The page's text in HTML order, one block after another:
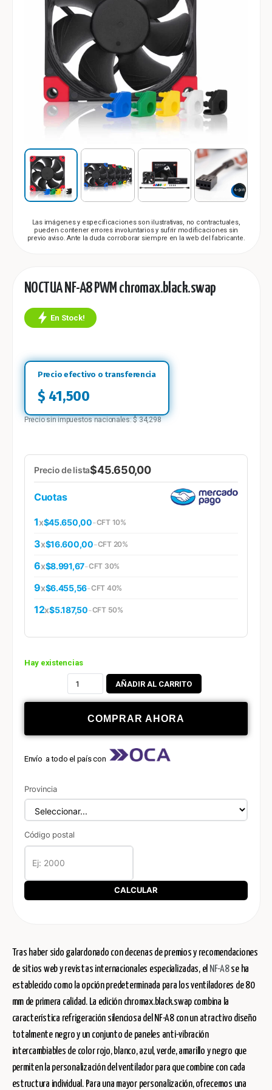
Las imágenes y especificaciones son ilustrativas, no contractuales,
pueden contener errores involuntarios y sufrir modificaciones sin
previo aviso. Ante la duda corroborar siempre en la web del fabricante.
NOCTUA NF-A8 PWM chromax.black.swap
En Stock!
$ 41,500
Precio sin impuestos nacionales:$34,298
Precio de lista$45.650,00
Cuotas
1x$45.650,00-CFT 10%
3x$16.600,00-CFT 20%
6x$8.991,67-CFT 30%
9x$6.455,56-CFT 40%
12x$5.187,50-CFT 50%
Hay existencias
AÑADIR AL CARRITO
COMPRAR AHORA
Envío a todo el país con
Provincia
Código postal
CALCULAR
Tras haber sido galardonado con decenas de premios y recomendaciones
de sitios web y revistas internacionales especializadas, el NF-A8se ha
establecido como la opción predeterminada para los ventiladores de 80
mm de primera calidad. La edición chromax.black.swap combina la
característica refrigeración silenciosa del NF-A8 con un atractivo diseño
totalmente negro y un conjunto de paneles anti-vibración
intercambiables de color rojo, blanco, azul, verde, amarillo y negro que
permiten la personalización del ventilador para que combine con cada
estructura individual. Para una mayor personalización, ofrecemos una